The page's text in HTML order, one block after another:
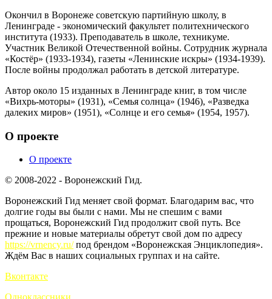
Окончил в Воронеже советскую партийную школу, в
Ленинграде - экономический факультет политехнического
института (1933). Преподаватель в школе, техникуме.
Участник Великой Отечественной войны. Сотрудник журнала
«Костёр» (1933-1934), газеты «Ленинские искры» (1934-1939).
После войны продолжал работать в детской литературе.
Автор около 15 изданных в Ленинграде книг, в том числе
«Вихрь-моторы» (1931), «Семья солнца» (1946), «Разведка
далеких миров» (1951), «Солнце и его семья» (1954, 1957).
О проекте
О проекте
© 2008-2022 - Воронежский Гид.
Воронежский Гид меняет свой формат. Благодарим вас, что
долгие годы вы были с нами. Мы не спешим с вами
прощаться, Воронежский Гид продолжит свой путь. Все
прежние и новые материалы обретут свой дом по адресу
https://vrnency.ru/под брендом «Воронежская Энциклопедия».
Ждём Вас в наших социальных группах и на сайте.
Вконтакте